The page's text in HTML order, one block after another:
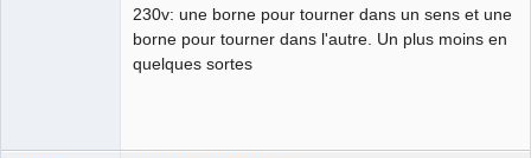
230v: une borne pour tourner dans un sens et une
borne pour tourner dans l'autre. Un plus moins en
quelques sortes